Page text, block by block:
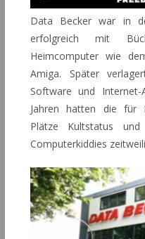
Data Becker war in
erfolgreich mit
Heimcomputer wie
Amiga. Später
Software und Internet-
Jahren hatten die für
Plätze Kultstatus
Computerkiddies